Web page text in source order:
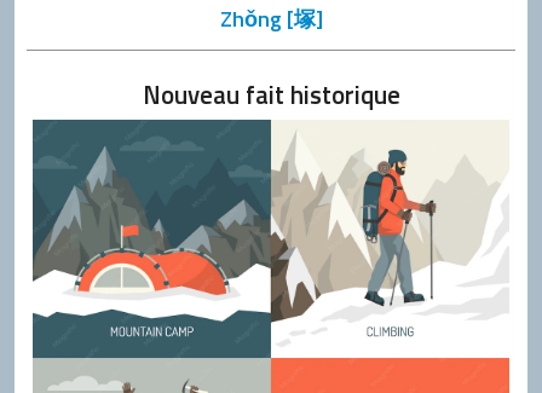
Zhǒng [塚]
Nouveau fait historique